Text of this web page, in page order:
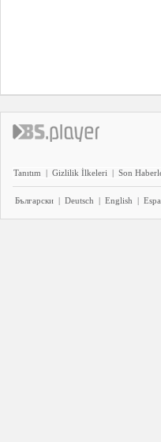
Tanıtım | Gizlilik İlkeleri | Son
Български | Deutsch | English |